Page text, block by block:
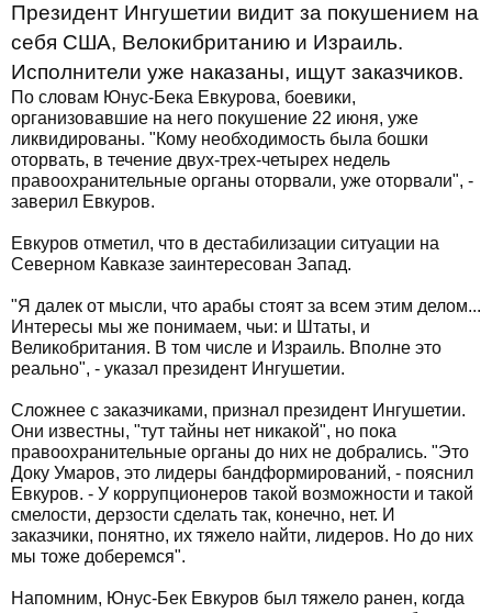
Президент Ингушетии видит за покушением на
себя США, Велокибританию и Израиль.
Исполнители уже наказаны, ищут заказчиков.
По словам Юнус-Бека Евкурова, боевики,
организовавшие на него покушение 22 июня, уже
ликвидированы. "Кому необходимость была бошки
оторвать, в течение двух-трех-четырех недель
правоохранительные органы оторвали, уже оторвали", -
заверил Евкуров.
Евкуров отметил, что в дестабилизации ситуации на
Северном Кавказе заинтересован Запад.
"Я далек от мысли, что арабы стоят за всем этим делом...
Интересы мы же понимаем, чьи: и Штаты, и
Великобритания. В том числе и Израиль. Вполне это
реально", - указал президент Ингушетии.
Сложнее с заказчиками, признал президент Ингушетии.
Они известны, "тут тайны нет никакой", но пока
правоохранительные органы до них не добрались. "Это
Доку Умаров, это лидеры бандформирований, - пояснил
Евкуров. - У коррупционеров такой возможности и такой
смелости, дерзости сделать так, конечно, нет. И
заказчики, понятно, их тяжело найти, лидеров. Но до них
мы тоже доберемся".
Напомним, Юнус-Бек Евкуров был тяжело ранен, когда